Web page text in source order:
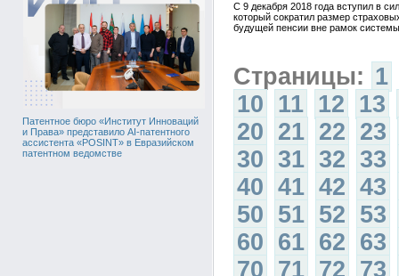
Патентное бюро «Институт Инноваций
и Права» представило AI-патентного
ассистента «POSINT» в Евразийском
патентном ведомстве
С 9 декабря 2018 года вступил в
который сократил размер
будущей пенсии вне рамок
Страницы: 1
10 11 12 13
20 21 22 23
30 31 32 33
40 41 42 43
50 51 52 53
60 61 62 63
70 71 72 73